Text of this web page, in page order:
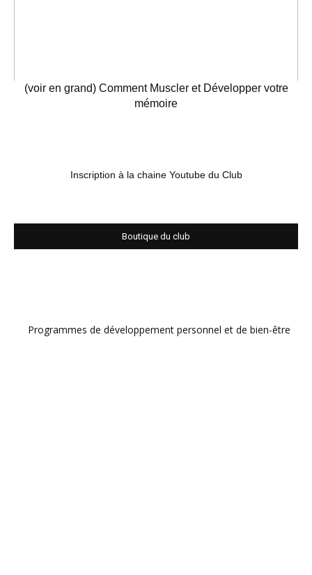
(voir en grand) Comment Muscler et Développer votre
mémoire
Inscription à la chaine Youtube du Club
Boutique du club
Programmes de développement personnel et de bien-être